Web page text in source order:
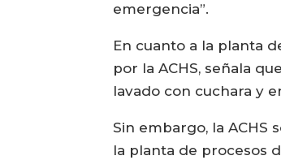
emergencia”.
En cuanto a la planta
por la ACHS, señala
lavado con cuchara y
Sin embargo, la ACHS
la planta de procesos